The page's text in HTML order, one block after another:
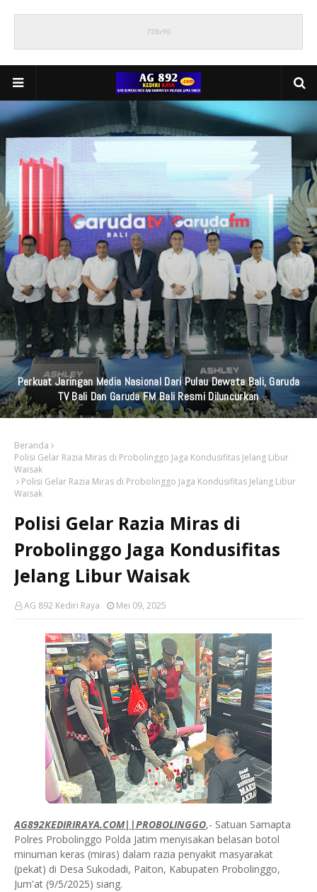
Perkuat Jaringan Media Nasional Dari Pulau Dewata Bali, Garuda
TV Bali Dan Garuda FM Bali Resmi Diluncurkan
Beranda
Polisi Gelar Razia Miras di Probolinggo Jaga Kondusifitas Jelang Libur
Waisak
Polisi Gelar Razia Miras di Probolinggo Jaga Kondusifitas Jelang Libur
Waisak
Polisi Gelar Razia Miras di
Probolinggo Jaga Kondusifitas
Jelang Libur Waisak
AG 892 Kediri Raya Mei 09, 2025
AG892KEDIRIRAYA.COM||PROBOLINGGO,- Satuan Samapta
Polres Probolinggo Polda Jatim menyisakan belasan botol
minuman keras (miras) dalam razia penyakit masyarakat
(pekat) di Desa Sukodadi, Paiton, Kabupaten Probolinggo,
Jum'at (9/5/2025) siang.